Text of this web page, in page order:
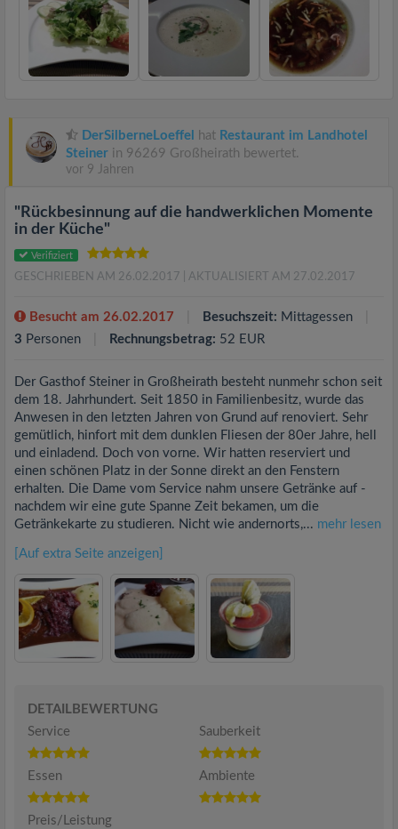
DerSilberneLoeffel hat Restaurant im Landhotel
Steiner in 96269 Großheirath bewertet.
vor 9 Jahren
"Rückbesinnung auf die handwerklichen Momente
in der Küche"
Verifiziert
GESCHRIEBEN AM 26.02.2017 | AKTUALISIERT AM 27.02.2017
Besucht am 26.02.2017 Besuchszeit: Mittagessen
3 Personen Rechnungsbetrag: 52 EUR
Der Gasthof Steiner in Großheirath besteht nunmehr schon seit
dem 18. Jahrhundert. Seit 1850 in Familienbesitz, wurde das
Anwesen in den letzten Jahren von Grund auf renoviert. Sehr
gemütlich, hinfort mit dem dunklen Fliesen der 80er Jahre, hell
und einladend. Doch von vorne. Wir hatten reserviert und
einen schönen Platz in der Sonne direkt an den Fenstern
erhalten. Die Dame vom Service nahm unsere Getränke auf -
nachdem wir eine gute Spanne Zeit bekamen, um die
Getränkekarte zu studieren. Nicht wie andernorts,... mehr lesen
[Auf extra Seite anzeigen]
DETAILBEWERTUNG
Service
Sauberkeit
Essen Ambiente
Preis/Leistung